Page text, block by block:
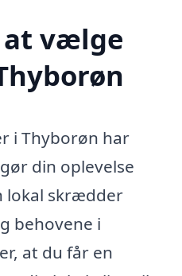
at vælge
i Thyborøn har
din oplevelse
lokal skrædder
behovene i
at du får en